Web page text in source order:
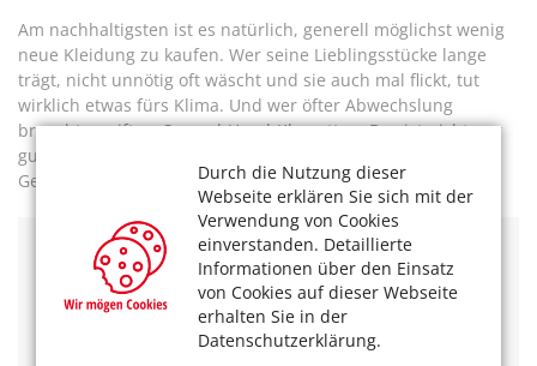
Durch die Nutzung dieser
Webseite erklären Sie sich mit der
Verwendung von Cookies
einverstanden. Detaillierte
Informationen über den Einsatz
von Cookies auf dieser Webseite
erhalten Sie in der
Datenschutzerklärung.
Am nachhaltigsten ist es natürlich, generell möglichst wenig
neue Kleidung zu kaufen. Wer seine Lieblingsstücke lange
trägt, nicht unnötig oft wäscht und sie auch mal flickt, tut
wirklich etwas fürs Klima. Und wer öfter Abwechslung
braucht, greift zu Second-Hand-Klamotten. Das ist nicht nur
gut für die Umwelt, sondern auch für den eigenen
Geldbeutel.
Tipps zum Weiterlesen:
Textilien aus Holz, Algen und Plastikflaschen
Umweltauswirkungen der Textilproduktion
Interview mit dem Textilexperten Kai Nebel